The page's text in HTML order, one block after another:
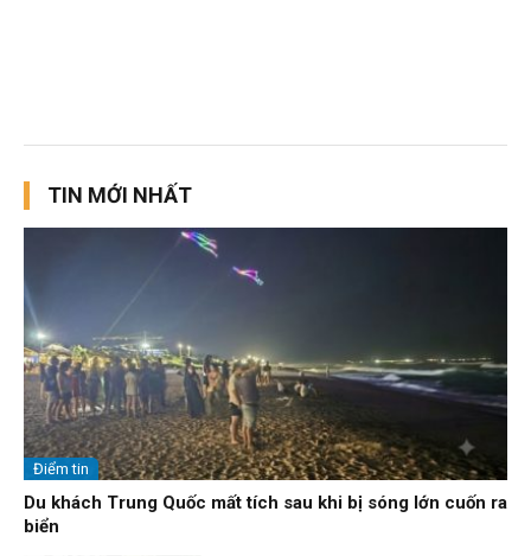
TIN MỚI NHẤT
Điểm tin
Du khách Trung Quốc mất tích sau khi bị sóng lớn cuốn ra
biển